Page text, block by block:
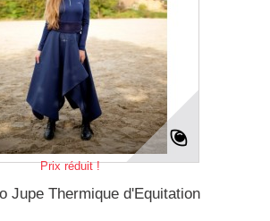
Prix réduit !
Jupe Thermique d'Equitation